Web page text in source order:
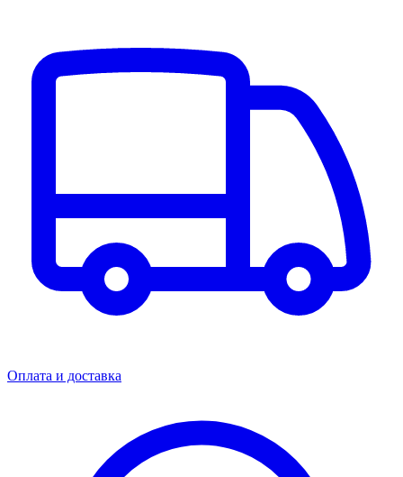
Оплата и доставка